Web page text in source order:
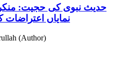
حدیث نبوی کی حجیت:
نمایاں اعتراضات
(Author)